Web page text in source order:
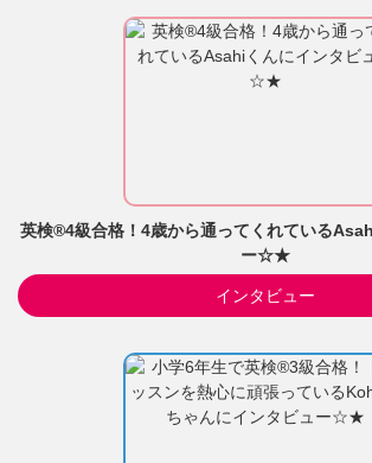
英検®4級合格！4歳から通ってくれている
ー☆★
インタビュー